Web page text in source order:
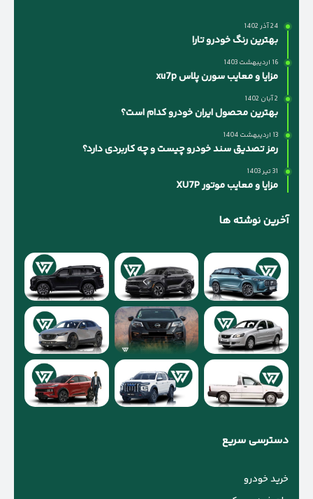
24 آذر 1402
بهترین رنگ خودرو تارا
16 اردیبهشت 1403
مزایا و معایب سورن پلاس xu7p
2 آبان 1402
بهترین محصول ایران خودرو کدام است؟
13 اردیبهشت 1404
رمز تصدیق سند خودرو چیست و چه کاربردی دارد؟
31 تیر 1403
مزایا و معایب موتور XU7P
آخرین نوشته ها
دسترسی سریع
خرید خودرو